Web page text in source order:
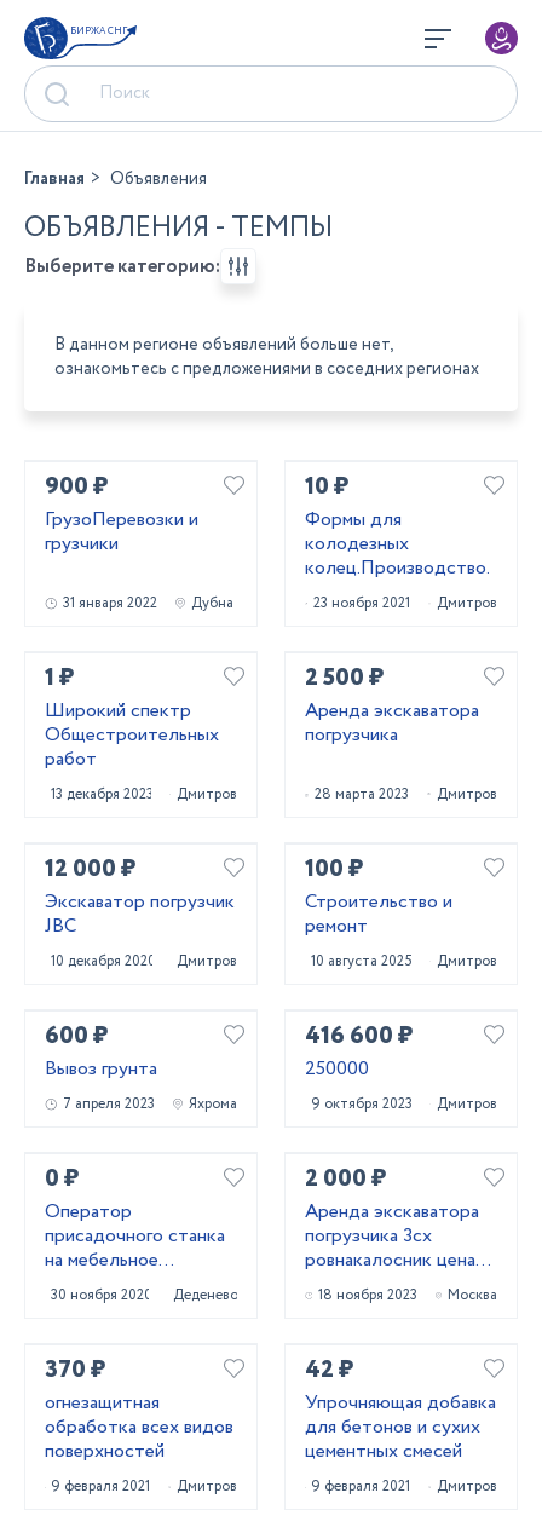
БИРЖА СНГ
Главная Объявления
ОБЪЯВЛЕНИЯ - ТЕМПЫ
Выберите категорию:
В данном регионе объявлений больше нет,
ознакомьтесь с предложениями в соседних регионах
900 ₽
ГрузоПеревозки и
грузчики
31 января 2022 Дубна
10 ₽
Формы для
колодезных
колец.Производство.
23 ноября 2021 Дмитров
1 ₽
Широкий спектр
Общестроительных
работ
13 декабря 2023 Дмитров
2 500 ₽
Аренда экскаватора
погрузчика
28 марта 2023 Дмитров
12 000 ₽
Экскаватор погрузчик
JBC
10 декабря 2020 Дмитров
100 ₽
Строительство и
ремонт
10 августа 2025 Дмитров
600 ₽
Вывоз грунта
7 апреля 2023 Яхрома
416 600 ₽
250000
9 октября 2023 Дмитров
0 ₽
Оператор
присадочного станка
на мебельное
производство
30 ноября 2020 Деденево
2 000 ₽
Аренда экскаватора
погрузчика 3сх
ровнакалосник цена
договорная
18 ноября 2023 Москва
370 ₽
огнезащитная
обработка всех видов
поверхностей
9 февраля 2021 Дмитров
42 ₽
Упрочняющая добавка
для бетонов и сухих
цементных смесей
9 февраля 2021 Дмитров